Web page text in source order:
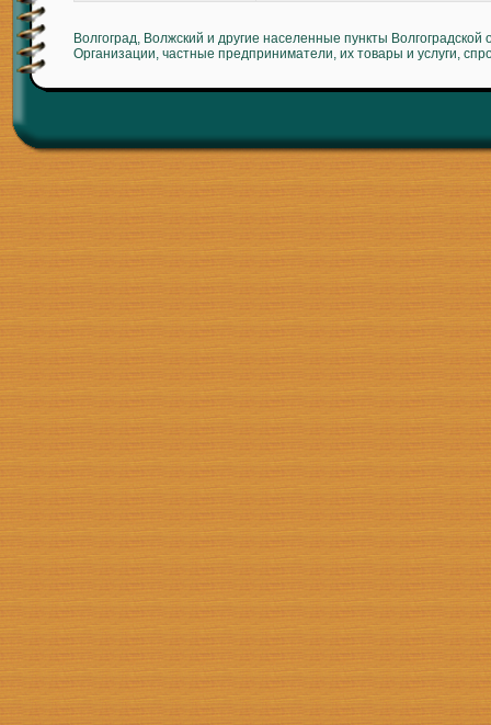
Волгоград, Волжский и другие населенные пункты Волгоградской
Организации, частные предприниматели, их товары и услуги,